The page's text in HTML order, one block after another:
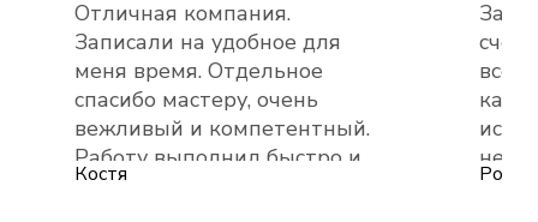
Itelma WFK20.D080
Подробнее
Выбрать
Отличная компания.
Записали на удобное для
меня время. Отдельное
спасибо мастеру, очень
вежливый и компетентный.
Работу выполнил быстро и
качественно.
Костя
все
Роман